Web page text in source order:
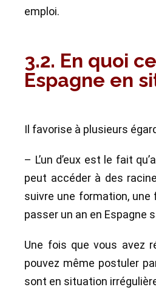
emploi.
3.2. En quoi
Espagne en
Il favorise à plusieurs
– L’un d’eux est le fait
peut accéder à des
suivre une formation, une
passer un an en Espagne
Une fois que vous avez
pouvez même postuler
sont en situation